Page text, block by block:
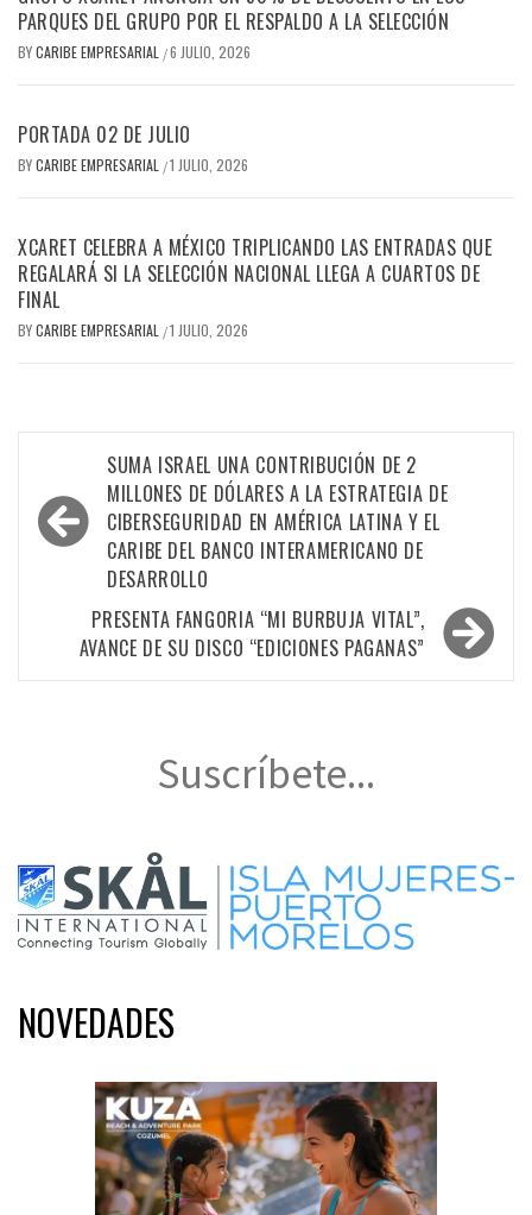
PARQUES DEL GRUPO POR EL RESPALDO A LA SELECCIÓN
BYCARIBE EMPRESARIAL /6 JULIO, 2026
PORTADA 02 DE JULIO
BYCARIBE EMPRESARIAL /1 JULIO, 2026
XCARET CELEBRA A MÉXICO TRIPLICANDO LAS ENTRADAS QUE
REGALARÁ SI LA SELECCIÓN NACIONAL LLEGA A CUARTOS DE
FINAL
BYCARIBE EMPRESARIAL /1 JULIO, 2026
Navegación
de
entradas
SUMA ISRAEL UNA CONTRIBUCIÓN DE 2
MILLONES DE DÓLARES A LA ESTRATEGIA DE
CIBERSEGURIDAD EN AMÉRICA LATINA Y EL
CARIBE DEL BANCO INTERAMERICANO DE
DESARROLLO
PRESENTA FANGORIA “MI BURBUJA VITAL”,
AVANCE DE SU DISCO “EDICIONES PAGANAS”
Suscríbete...
NOVEDADES